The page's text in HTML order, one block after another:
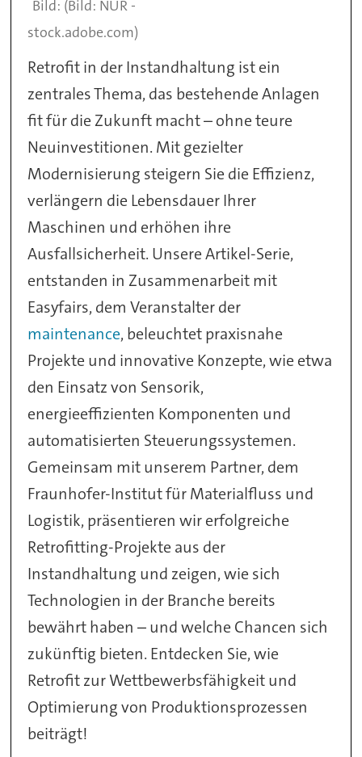
(Bild: NUR -
stock.adobe.com)
Retrofit in der Instandhaltung ist ein
zentrales Thema, das bestehende Anlagen
fit für die Zukunft macht – ohne teure
Neuinvestitionen. Mit gezielter
Modernisierung steigern Sie die Effizienz,
verlängern die Lebensdauer Ihrer
Maschinen und erhöhen ihre
Ausfallsicherheit. Unsere Artikel-Serie,
entstanden in Zusammenarbeit mit
Easyfairs, dem Veranstalter der
maintenance, beleuchtet praxisnahe
Projekte und innovative Konzepte, wie etwa
den Einsatz von Sensorik,
energieeffizienten Komponenten und
automatisierten Steuerungssystemen.
Gemeinsam mit unserem Partner, dem
Fraunhofer-Institut für Materialfluss und
Logistik, präsentieren wir erfolgreiche
Retrofitting-Projekte aus der
Instandhaltung und zeigen, wie sich
Technologien in der Branche bereits
bewährt haben – und welche Chancen sich
zukünftig bieten. Entdecken Sie, wie
Retrofit zur Wettbewerbsfähigkeit und
Optimierung von Produktionsprozessen
beiträgt!